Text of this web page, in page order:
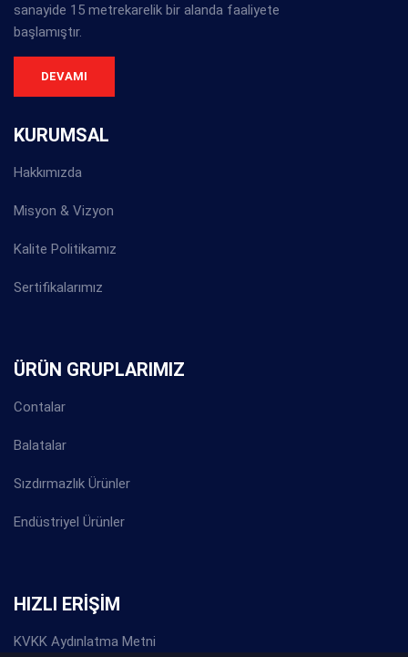
sanayide 15 metrekarelik bir alanda faaliyete
başlamıştır.
DEVAMI
KURUMSAL
Hakkımızda
Misyon & Vizyon
Kalite Politikamız
Sertifikalarımız
ÜRÜN GRUPLARIMIZ
Contalar
Balatalar
Sızdırmazlık Ürünler
Endüstriyel Ürünler
HIZLI ERİŞİM
KVKK Aydınlatma Metni